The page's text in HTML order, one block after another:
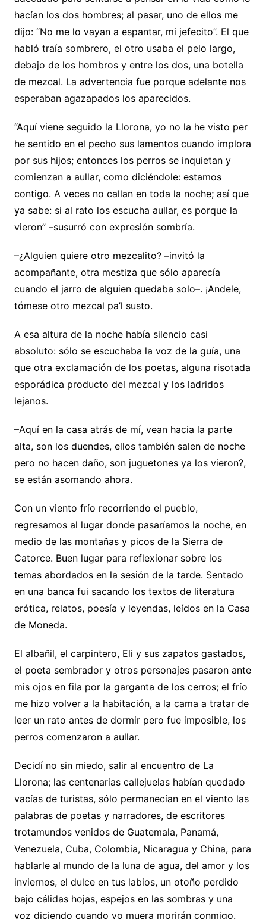
hacían los dos hombres; al pasar, uno de ellos me
dijo: “No me lo vayan a espantar, mi jefecito”. El que
habló traía sombrero, el otro usaba el pelo largo,
debajo de los hombros y entre los dos, una botella
de mezcal. La advertencia fue porque adelante nos
esperaban agazapados los aparecidos.
“Aquí viene seguido la Llorona, yo no la he visto per
he sentido en el pecho sus lamentos cuando implora
por sus hijos; entonces los perros se inquietan y
comienzan a aullar, como diciéndole: estamos
contigo. A veces no callan en toda la noche; así que
ya sabe: si al rato los escucha aullar, es porque la
vieron” –susurró con expresión sombría.
–¿Alguien quiere otro mezcalito? –invitó la
acompañante, otra mestiza que sólo aparecía
cuando el jarro de alguien quedaba solo–. ¡Andele,
tómese otro mezcal pa’l susto.
A esa altura de la noche había silencio casi
absoluto: sólo se escuchaba la voz de la guía, una
que otra exclamación de los poetas, alguna risotada
esporádica producto del mezcal y los ladridos
lejanos.
–Aquí en la casa atrás de mí, vean hacia la parte
alta, son los duendes, ellos también salen de noche
pero no hacen daño, son juguetones ya los vieron?,
se están asomando ahora.
Con un viento frío recorriendo el pueblo,
regresamos al lugar donde pasaríamos la noche, en
medio de las montañas y picos de la Sierra de
Catorce. Buen lugar para reflexionar sobre los
temas abordados en la sesión de la tarde. Sentado
en una banca fui sacando los textos de literatura
erótica, relatos, poesía y leyendas, leídos en la Casa
de Moneda.
El albañil, el carpintero, Eli y sus zapatos gastados,
el poeta sembrador y otros personajes pasaron ante
mis ojos en fila por la garganta de los cerros; el frío
me hizo volver a la habitación, a la cama a tratar de
leer un rato antes de dormir pero fue imposible, los
perros comenzaron a aullar.
Decidí no sin miedo, salir al encuentro de La
Llorona; las centenarias callejuelas habían quedado
vacías de turistas, sólo permanecían en el viento las
palabras de poetas y narradores, de escritores
trotamundos venidos de Guatemala, Panamá,
Venezuela, Cuba, Colombia, Nicaragua y China, para
hablarle al mundo de la luna de agua, del amor y los
inviernos, el dulce en tus labios, un otoño perdido
bajo cálidas hojas, espejos en las sombras y una
voz diciendo cuando yo muera morirán conmigo.